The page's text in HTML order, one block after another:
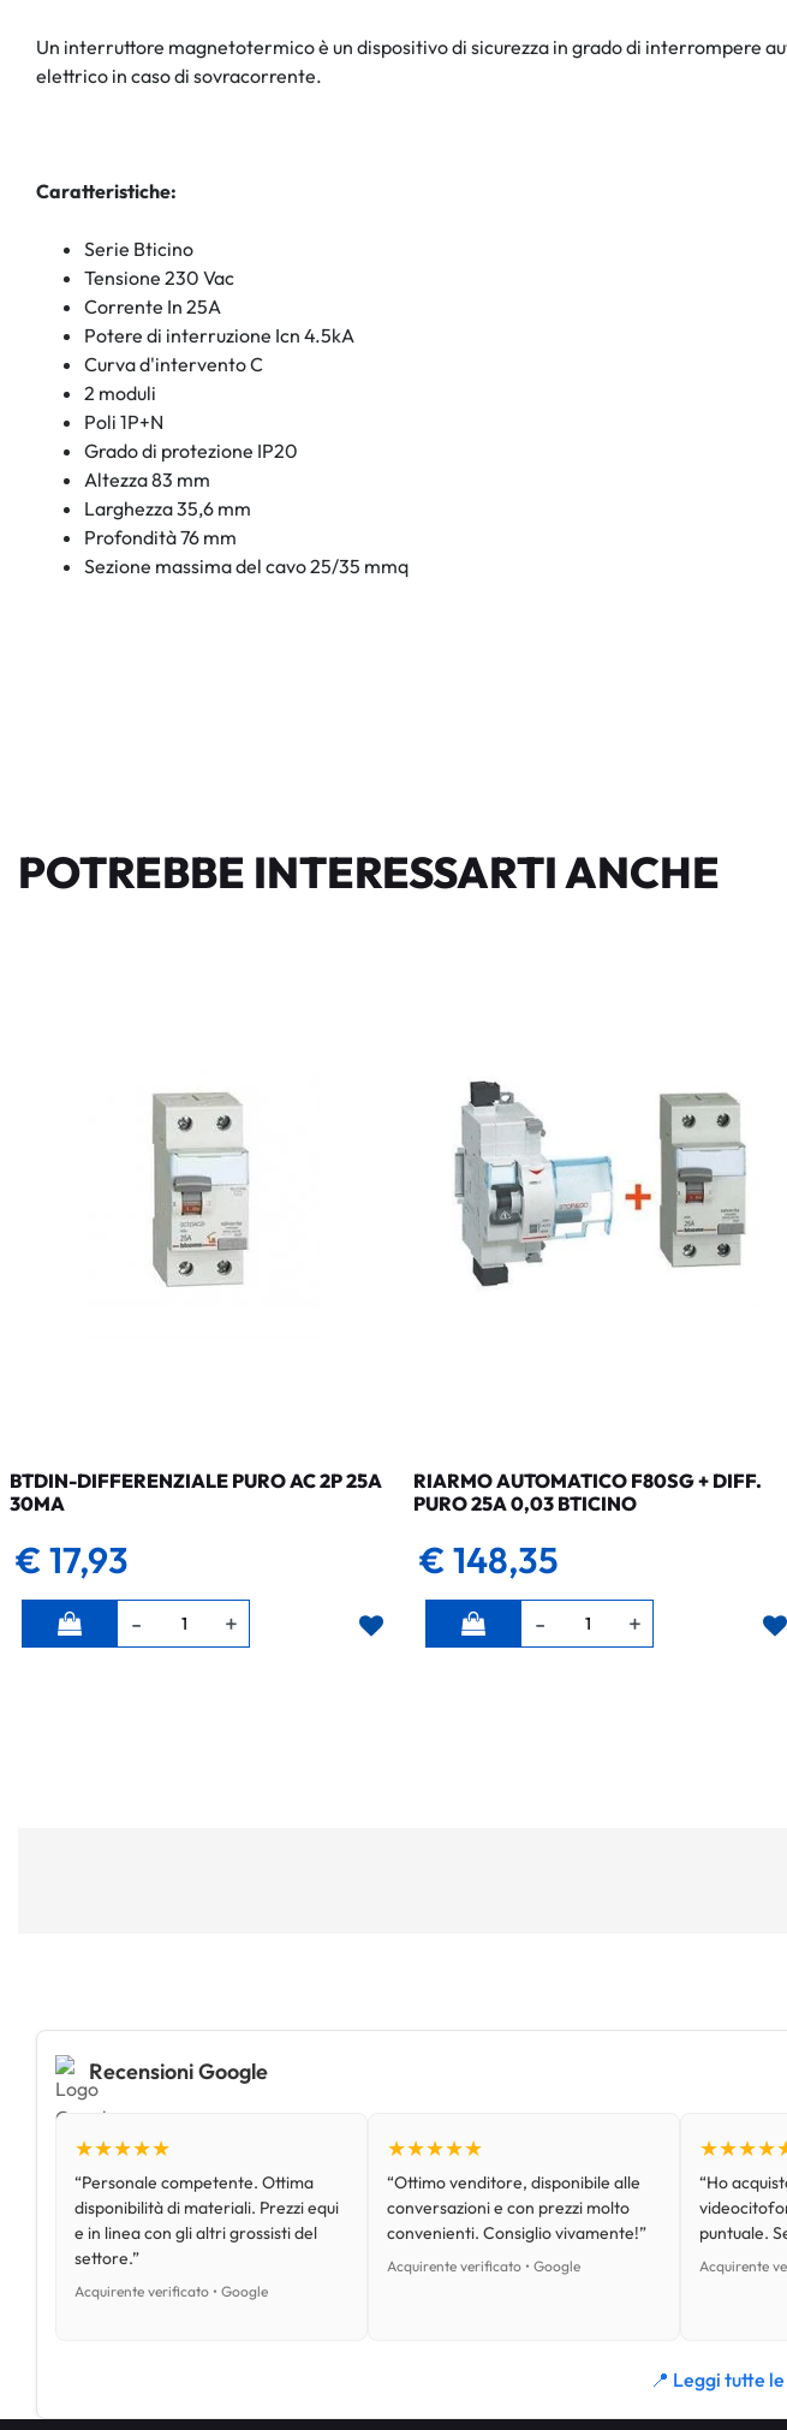
Un interruttore magnetotermico è un dispositivo di sicurezza in grado di interrompere
elettrico in caso di sovracorrente.
Caratteristiche:
Serie Bticino
Tensione 230 Vac
Corrente In 25A
Potere di interruzione Icn 4.5kA
Curva d'intervento C
2 moduli
Poli 1P+N
Grado di protezione IP20
Altezza 83 mm
Larghezza 35,6 mm
Profondità 76 mm
Sezione massima del cavo 25/35 mmq
POTREBBE INTERESSARTI ANCHE
BTDIN-DIFFERENZIALE PURO AC 2P 25A
30MA
€ 17,93
Quantità
RIARMO AUTOMATICO F80SG + DIFF.
PURO 25A 0,03 BTICINO
€ 148,35
Quantità
Recensioni Google
★★★★★
“Personale competente. Ottima
disponibilità di materiali. Prezzi equi
e in linea con gli altri grossisti del
settore.”
Acquirente verificato • Google
★★★★★
“Ottimo venditore, disponibile alle
conversazioni e con prezzi molto
convenienti. Consiglio vivamente!”
Acquirente verificato • Google
“Ho
puntuale.
Acquirente
📍 Leggi tutte